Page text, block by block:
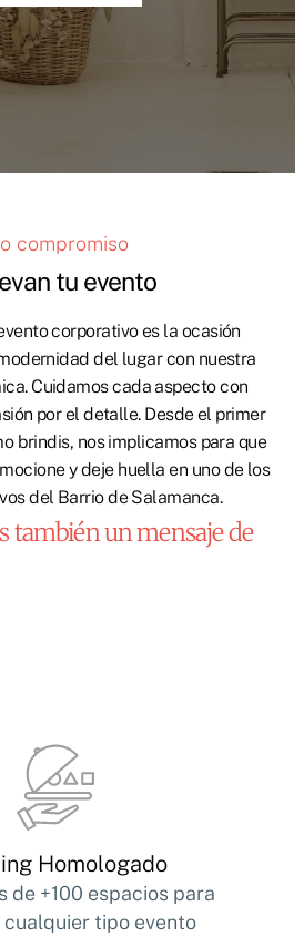
compromiso
tu evento
corporativo es la ocasión
del lugar con nuestra
Cuidamos cada aspecto con
por el detalle. Desde el primer
brindis, nos implicamos para que
y deje huella en uno de los
del Barrio de Salamanca.
también un mensaje de
Homologado
de +100 espacios para
cualquier tipo evento